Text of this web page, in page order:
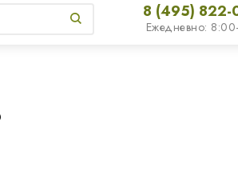
8 (495) 822-
Ежедневно: